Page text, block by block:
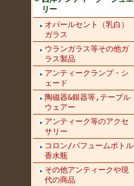
リー
オパールセント（乳白）
ガラス
ウランガラス等その他ガ
ラス製品
アンティークランプ・シ
ェード
陶磁器&銀器等,テーブル
ウェアー
アンティーク等のアクセ
サリー
コロン/パフュームボトル
香水瓶
その他アンティークや現
代の商品